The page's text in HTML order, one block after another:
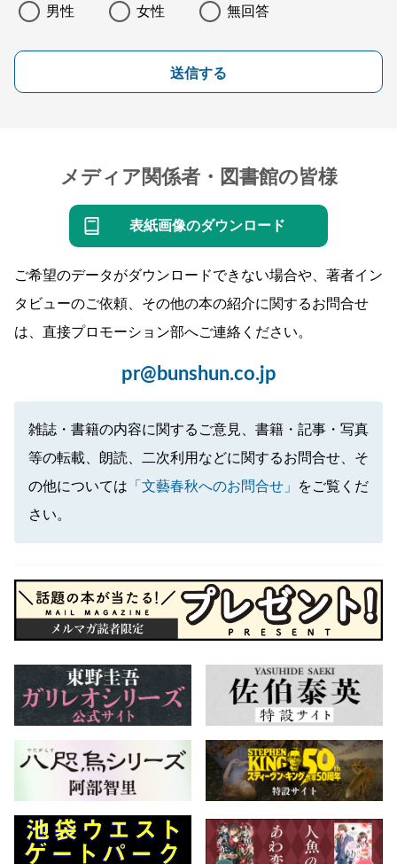
男性 女性 無回答
送信する
メディア関係者・図書館の皆様
表紙画像のダウンロード
ご希望のデータがダウンロードできない場合や、著者イン
タビューのご依頼、その他の本の紹介に関するお問合せ
は、直接プロモーション部へご連絡ください。
pr@bunshun.co.jp
雑誌・書籍の内容に関するご意見、書籍・記事・写真
等の転載、朗読、二次利用などに関するお問合せ、そ
の他については 「文藝春秋へのお問合せ」
をご覧くだ
さい。